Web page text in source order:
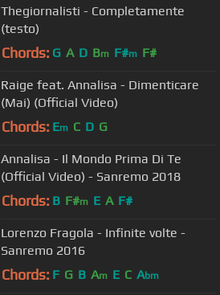
Thegiornalisti - Completamente
(testo)
Chords: G A D Bm F#m F#
Raige feat. Annalisa - Dimenticare
(Mai) (Official Video)
Chords: Em C D G
Annalisa - Il Mondo Prima Di Te
(Official Video) - Sanremo 2018
Chords: B F#m E A F#
Lorenzo Fragola - Infinite volte -
Sanremo 2016
Chords: F G B Am E C Abm